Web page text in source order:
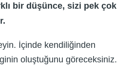
bir düşünce, sizi pek çok
İçinde kendiliğinden
oluştuğunu göreceksiniz.